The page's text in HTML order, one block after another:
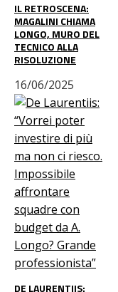
IL RETROSCENA:
MAGALINI CHIAMA
LONGO, MURO DEL
TECNICO ALLA
RISOLUZIONE
16/06/2025
DE LAURENTIIS: